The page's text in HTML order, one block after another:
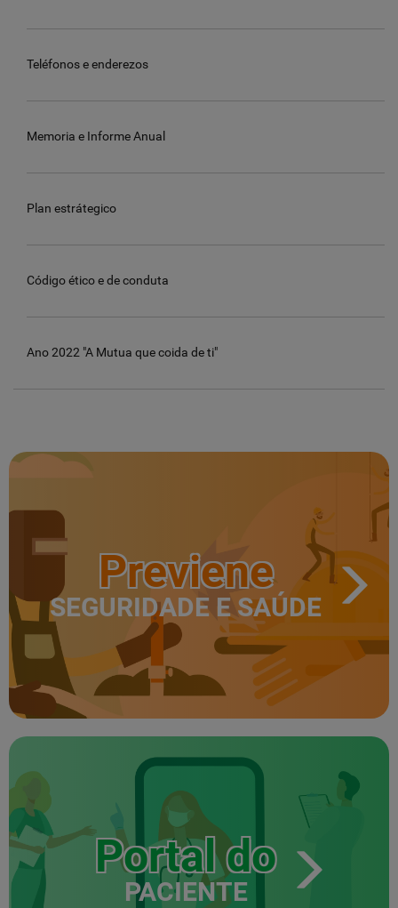
Teléfonos e enderezos
Memoria e Informe Anual
Plan estrátegico
Código ético e de conduta
Ano 2022 "A Mutua que coida de ti"
Previene
SEGURIDADE E SAÚDE
Portal do
PACIENTE